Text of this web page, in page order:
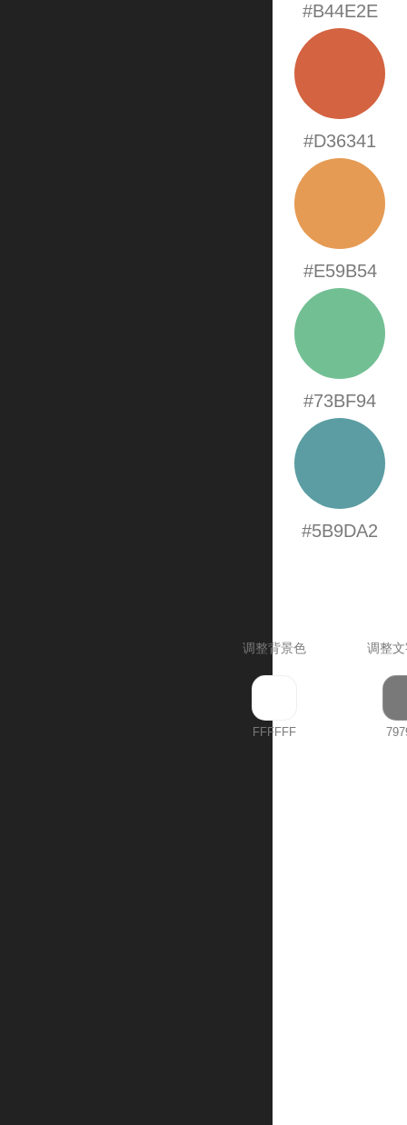
#B44E2E
#D36341
#E59B54
#73BF94
#5B9DA2
调整背景色 调整